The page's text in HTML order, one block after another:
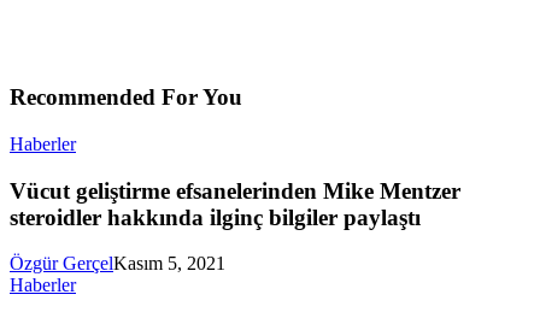
Recommended For You
Haberler
Vücut geliştirme efsanelerinden Mike Mentzer
steroidler hakkında ilginç bilgiler paylaştı
Özgür GerçelKasım 5, 2021
Haberler